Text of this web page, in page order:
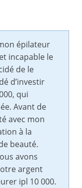
épilateur
incapable le
de le
d’investir
qui
Avant de
avec mon
à la
beauté.
avons
argent
ipl 10 000.